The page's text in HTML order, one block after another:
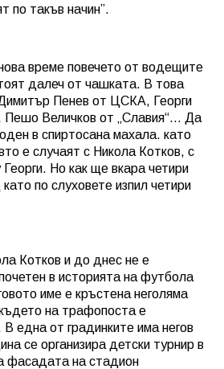
по такъв начин”.
време повечето от водещите
далеч от чашката. В това
Пенев от ЦСКА, Георги
Пешо Величков от „Славия“… Да
в спиртосана махала. като
е случаят с Никола Котков, с
Но как ще вкара четири
по слуховете изпил четири
Котков и до днес не е
в историята на футбола
име е кръстена неголяма
на трафопоста е
В една от градинките има негов
се организира детски турнир в
фасадата на стадион